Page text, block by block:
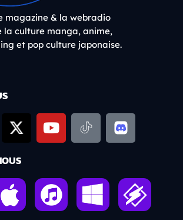
magazine & la webradio
la culture manga, anime,
et pop culture japonaise.